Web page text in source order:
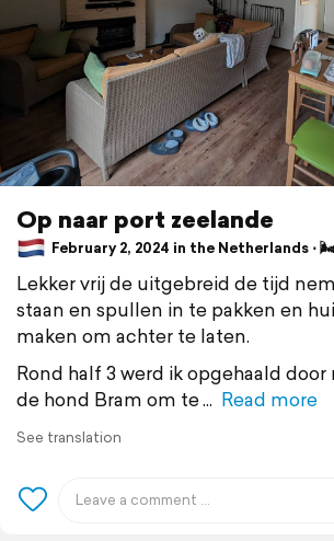
Op naar port zeelande
February 2, 2024 in the Netherlands ⋅
Lekker vrij de uitgebreid de tijd
staan en spullen in te pakken en
maken om achter te laten.
Rond half 3 werd ik opgehaald
de hond Bram om te
Read more
See translation